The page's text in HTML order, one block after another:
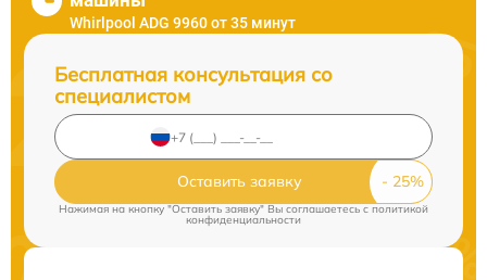
Whirlpool ADG 9960 от 35 минут
Бесплатная консультация со
специалистом
Оставить заявку
Нажимая на кнопку "Оставить заявку" Вы соглашаетесь c политикой
конфиденциальности